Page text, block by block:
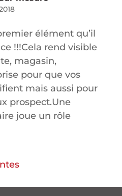
élément qu’il
!!!Cela rend visible
magasin,
pour que vos
mais aussi pour
prospect.Une
joue un rôle